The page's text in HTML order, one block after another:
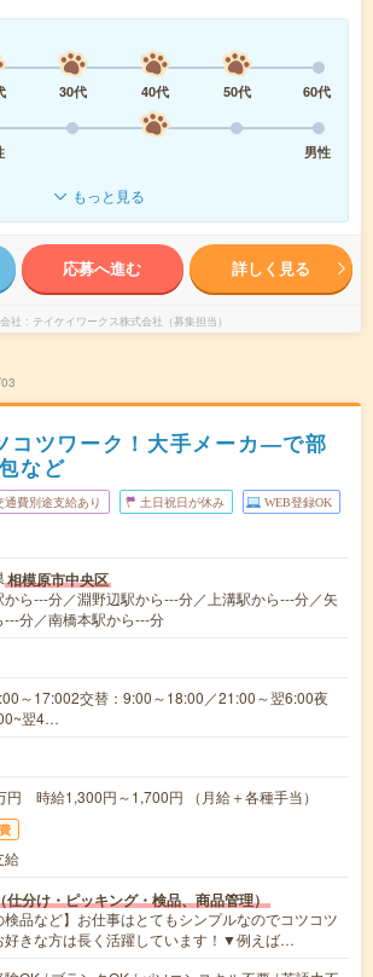
30代 40代 50代
60代
男性
もっと見る
応募へ進む 詳しく見る
社 テイケイワークス株式会社（募集担当）
コツワーク！大手メーカ―で部
など
通費別途支給あり 土日祝日が休み WEB登録OK
相模原市中央区
から---分／淵野辺駅から---分／上溝駅から---分／矢
---分／南橋本駅から---分
～17:002交替：9:00～18:00／21:00～翌6:00夜
翌4…
円 時給1,300円～1,700円 （月給＋各種手当）
給
仕分け・ピッキング・検品、商品管理）
検品など】お仕事はとてもシンプルなのでコツコツ
好きな方は長く活躍しています！▼例えば…